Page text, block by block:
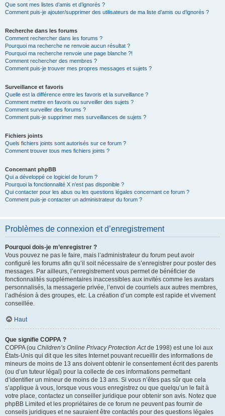
Que sont mes listes d’amis et d’ignorés ?
Comment puis-je ajouter/supprimer des utilisateurs de ma liste d’amis ou d’ignorés ?
Recherche dans les forums
Comment rechercher dans les forums ?
Pourquoi ma recherche ne renvoie aucun résultat ?
Pourquoi ma recherche renvoie une page blanche ?!
Comment rechercher des membres ?
Comment puis-je trouver mes propres messages et sujets ?
Surveillance et favoris
Quelle est la différence entre les favoris et la surveillance ?
Comment mettre en favoris ou surveiller des sujets ?
Comment surveiller des forums ?
Comment puis-je supprimer mes surveillances de sujets ?
Fichiers joints
Quels fichiers joints sont autorisés sur ce forum ?
Comment trouver tous mes fichiers joints ?
Concernant phpBB
Qui a développé ce logiciel de forum ?
Pourquoi la fonctionnalité X n’est pas disponible ?
Qui contacter pour les abus ou les questions légales concernant ce forum ?
Comment puis-je contacter un administrateur du forum ?
Problèmes de connexion et d’enregistrement
Pourquoi dois-je m’enregistrer ?
Vous pouvez ne pas le faire, mais l’administrateur du forum peut avoir
configuré les forums afin qu’il soit nécessaire de s’enregistrer pour poster des
messages. Par ailleurs, l’enregistrement vous permet de bénéficier de
fonctionnalités supplémentaires inaccessibles aux invités comme les avatars
personnalisés, la messagerie privée, l’envoi de courriels aux autres membres,
l’adhésion à des groupes, etc. La création d’un compte est rapide et vivement
conseillée.
Haut
Que signifie COPPA ?
COPPA (ou Children’s Online Privacy Protection Actde 1998) est une loi aux
États-Unis qui dit que les sites Internet pouvant recueillir des informations de
mineurs de moins de 13 ans doivent obtenir le consentement écrit des parents
(ou d’un tuteur légal) pour la collecte de ces informations permettant
d’identifier un mineur de moins de 13 ans. Si vous n’êtes pas sûr que cela
s’applique à vous, lorsque vous vous enregistrez ou que quelqu’un le fait à
votre place, contactez un conseiller juridique pour obtenir son avis. Notez que
phpBB Limited et les propriétaires de ce forum ne peuvent pas fournir de
conseils juridiques et ne sauraient être contactés pour des questions légales